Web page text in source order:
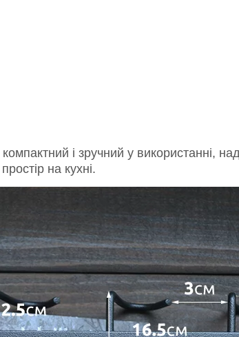
і зручний у використанні,
на кухні.